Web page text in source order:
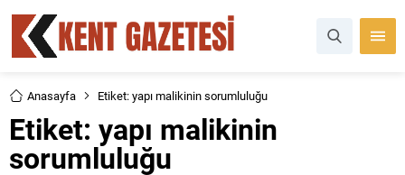
Anasayfa Etiket: yapı malikinin sorumluluğu
Etiket: yapı malikinin
sorumluluğu